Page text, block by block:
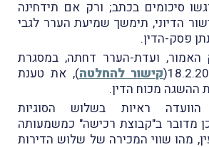
סיכומים בכתב; ורק אם תידחינה
הדיוני, תימשך שמיעת הערר לגבי
פסק-הדין.
האמור, ועדת-הערר דחתה, במסגרת
קישור להחלטה), את טענת
ההשגה מכוח הדין.
ראיות בשלוש הסוגיות
מדובר ב"קבוצת רכישה" כמשמעותה
מהו שווי המכירה של שלוש הדירות